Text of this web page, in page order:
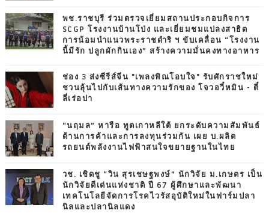
พช.ราชบุรี ร่วมตรวจเยี่ยมสถานประกอบกิจการ
SCGP โรงงานบ้านโป่ง และเยี่ยมชมแปลงสาธิต
การน้อมนำแนวพระราชดำริ ฯ ขับเคลื่อน “โรงงาน
นี้มีรัก ปลูกผักกินเอง” สร้างความมั่นคงทางอาหาร
ช่อง 3 ส่งซีรีส์จีน "เพลงพิณโอบใจ" รับศักราชใหม่
ชวนลุ้นไปกับเส้นทางความรักของ โจวอวี๋หมิน - ตี๋
ลี่เร่อปา
“นฤมล” หารือ ทูตเกาหลีใต้ ยกระดับความสัมพันธ์
ด้านการค้าและการลงทุนร่วมกัน เผย บ.ผลิต
รถยนต์พลังงานไฟฟ้าสนใจขยายฐานในไทย
วช. เชิดชู “วิน สุรเชษฐพงษ์” นักวิจัย ม.เกษตร เป็น
นักวิจัยดีเด่นแห่งชาติ ปี 67 ผู้ศึกษาและพัฒนา
เทคโนโลยีจัดการโรคไวรัสอุบัติใหม่ในฟาร์มปลา
นิลและปลานิลแดง